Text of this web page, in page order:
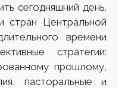
сегодняшний день.
стран Центральной
времени
стратегии:
прошлому,
пасторальные и